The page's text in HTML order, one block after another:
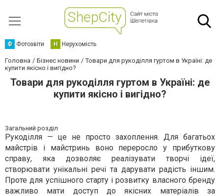
Ф Фотозвіти Н Нерухомість
Головна Бізнес новини
Товари для рукоділля гуртом в Україні: де
купити якісно і вигідно?
Товари для рукоділля гуртом в Україні: де
купити якісно і вигідно?
Загальний розділ
Рукоділля — це не просто захоплення. Для багатьох
майстрів і майстринь воно переросло у прибуткову
справу, яка дозволяє реалізувати творчі ідеї,
створювати унікальні речі та дарувати радість іншим.
Проте для успішного старту і розвитку власного бренду
важливо мати доступ до якісних матеріалів за